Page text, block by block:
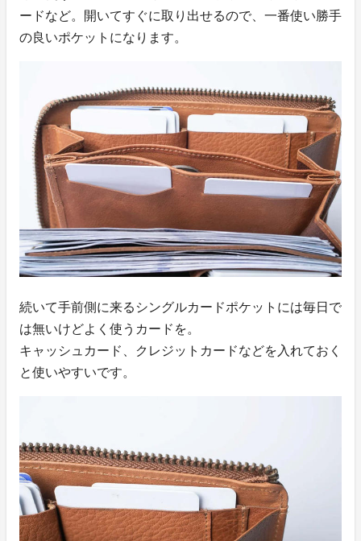
ードなど。開いてすぐに取り出せるので、一番使い勝手
の良いポケットになります。
続いて手前側に来るシングルカードポケットには毎日で
は無いけどよく使うカードを。
キャッシュカード、クレジットカードなどを入れておく
と使いやすいです。